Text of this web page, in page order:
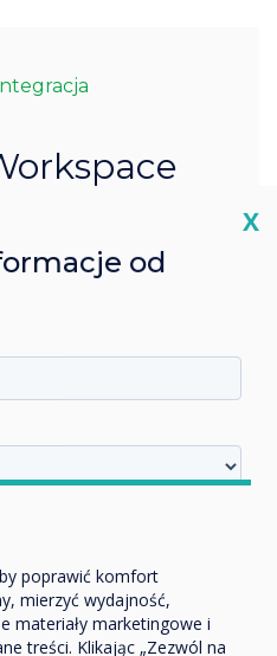
poprawić komfort
mierzyć wydajność,
materiały marketingowe i
treści. Klikając „Zezwól na
X
od